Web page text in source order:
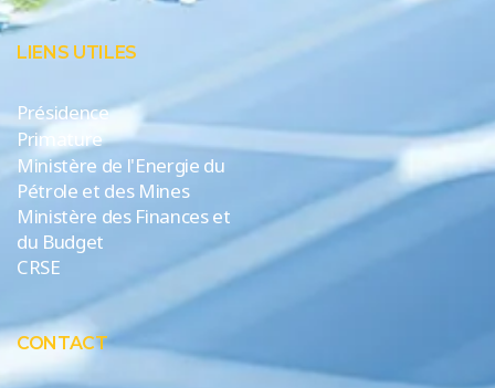
LIENS UTILES
Présidence
Primature
Ministère de l'Energie du
Pétrole et des Mines
Ministère des Finances et
du Budget
CRSE
CONTACT